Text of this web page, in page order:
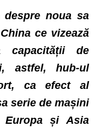
despre noua sa
ce vizează
capacității de
astfel, hub-ul
ca efect al
serie de mașini
și Asia